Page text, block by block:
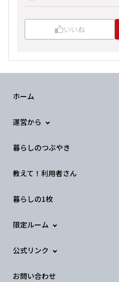
いいね
ホーム
運営から
暮らしのつぶやき
教えて！利用者さん
暮らしの1枚
限定ルーム
公式リンク
お問い合わせ